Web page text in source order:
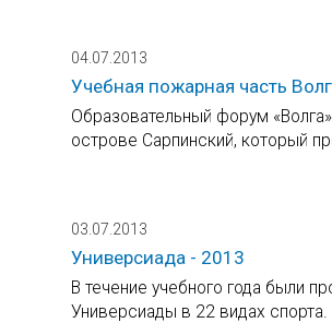
04.07.2013
Учебная пожарная часть
Образовательный форум
острове Сарпинский, который
03.07.2013
Универсиада - 2013
В течение учебного года были
Универсиады в 22 видах